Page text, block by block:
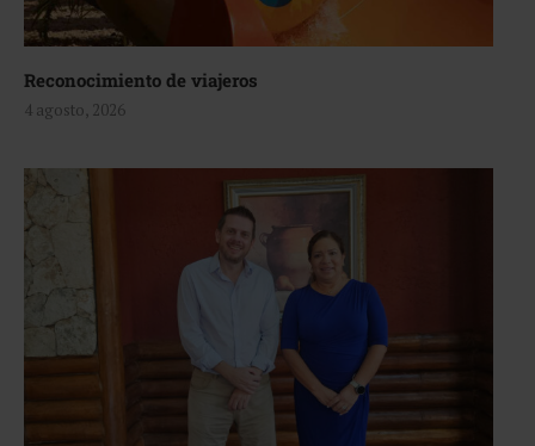
Reconocimiento de viajeros
4 agosto, 2026